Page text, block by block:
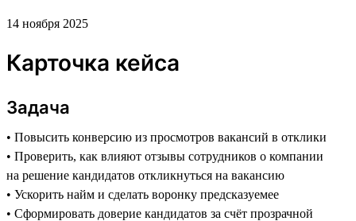
14 ноября 2025
Карточка кейса
Задача
• Повысить конверсию из просмотров вакансий в отклики
• Проверить, как влияют отзывы сотрудников о компании
на решение кандидатов откликнуться на вакансию
• Ускорить найм и сделать воронку предсказуемее
• Сформировать доверие кандидатов за счёт прозрачной